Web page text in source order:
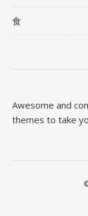
食
Awesome and
themes to take